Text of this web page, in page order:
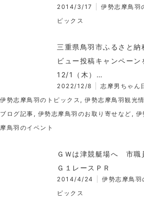
2014/3/17
伊勢志摩鳥羽
ピックス
三重県鳥羽市ふるさと納
ビュー投稿キャンペーン
12/1（木）…
2022/12/8 志摩男ちゃん
伊勢志摩鳥羽のトピックス , 伊勢志摩鳥羽観光
ブログ記事 , 伊勢志摩鳥羽のお取り寄せなど , 伊
摩鳥羽のイベント
ＧＷは津競艇場へ 市職
Ｇ１レースＰＲ
2014/4/24
伊勢志摩鳥羽
ピックス